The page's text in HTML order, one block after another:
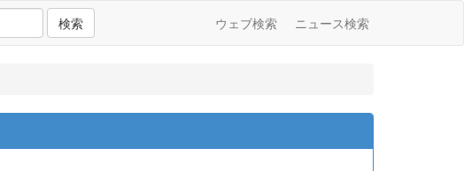
検索 ウェブ検索 ニュース検索